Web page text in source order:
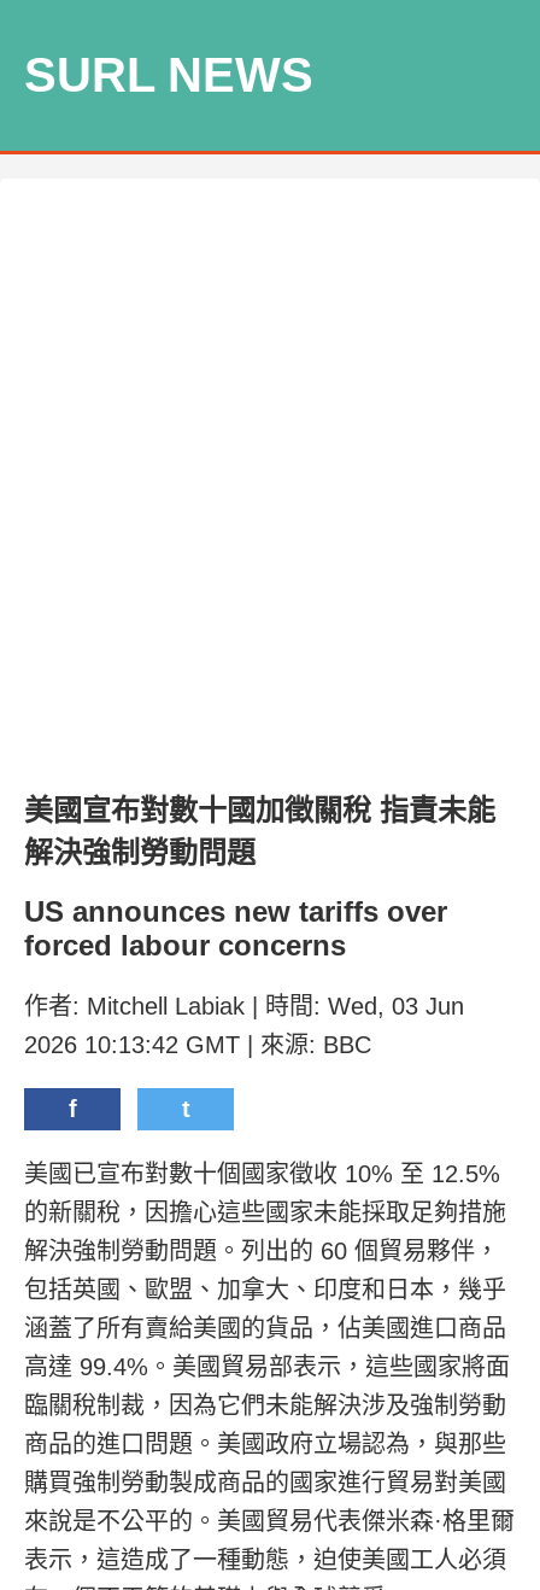
SURL NEWS
美國宣布對數十國加徵關稅 指責未能
解決強制勞動問題
US announces new tariffs over
forced labour concerns
作者: Mitchell Labiak | 時間: Wed, 03 Jun
2026 10:13:42 GMT | 來源: BBC
f t
美國已宣布對數十個國家徵收 10% 至 12.5%
的新關稅，因擔心這些國家未能採取足夠措施
解決強制勞動問題。列出的 60 個貿易夥伴，
包括英國、歐盟、加拿大、印度和日本，幾乎
涵蓋了所有賣給美國的貨品，佔美國進口商品
高達 99.4%。美國貿易部表示，這些國家將面
臨關稅制裁，因為它們未能解決涉及強制勞動
商品的進口問題。美國政府立場認為，與那些
購買強制勞動製成商品的國家進行貿易對美國
來說是不公平的。美國貿易代表傑米森·格里爾
表示，這造成了一種動態，迫使美國工人必須